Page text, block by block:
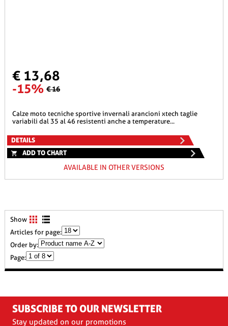
€ 13,68
-15% € 16
calze moto tecniche sportive invernali arancioni xtech taglie
variabili dal 35 al 46 resistenti anche a temperature...
DETAILS
ADD TO CHART
AVAILABLE IN OTHER VERSIONS
Show
Articles for page:
Order by:
Page:
SUBSCRIBE TO OUR NEWSLETTER
Stay updated on our promotions